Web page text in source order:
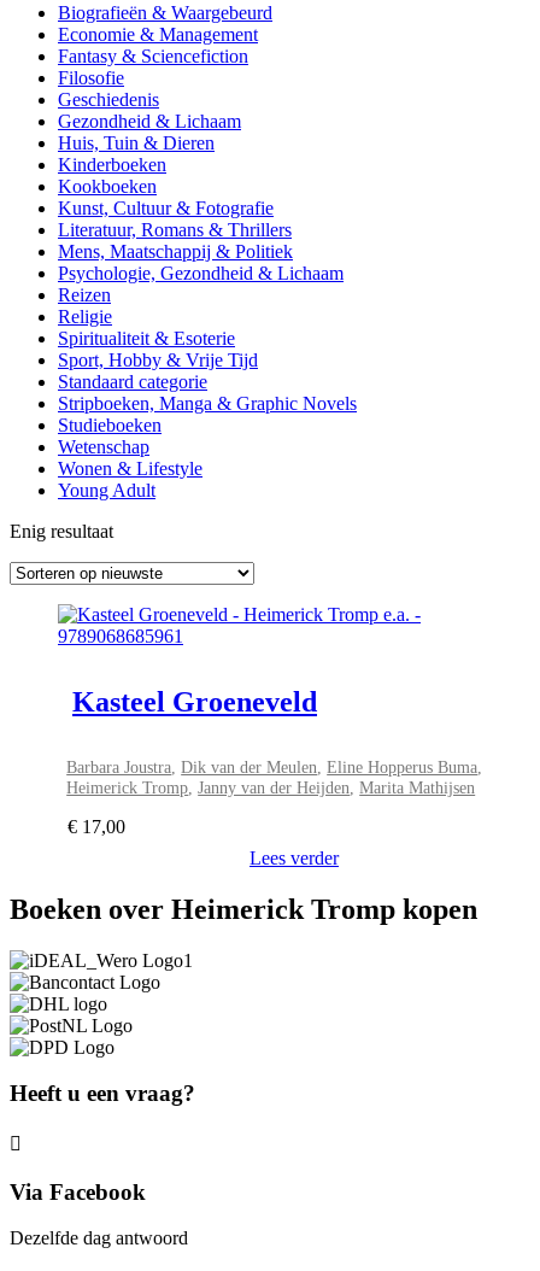
Biografieën & Waargebeurd
Economie & Management
Fantasy & Sciencefiction
Filosofie
Geschiedenis
Gezondheid & Lichaam
Huis, Tuin & Dieren
Kinderboeken
Kookboeken
Kunst, Cultuur & Fotografie
Literatuur, Romans & Thrillers
Mens, Maatschappij & Politiek
Psychologie, Gezondheid & Lichaam
Reizen
Religie
Spiritualiteit & Esoterie
Sport, Hobby & Vrije Tijd
Standaard categorie
Stripboeken, Manga & Graphic Novels
Studieboeken
Wetenschap
Wonen & Lifestyle
Young Adult
Enig resultaat
Kasteel Groeneveld
Barbara Joustra ,Dik van der Meulen ,Eline Hopperus Buma
Heimerick Tromp ,Janny van der Heijden ,Marita Mathijsen
€ 17,00
Lees verder
Boeken over Heimerick Tromp kopen
Heeft u een vraag?
Via Facebook
Dezelfde dag antwoord